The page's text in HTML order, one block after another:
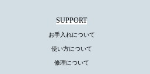
SUPPORT
お手入れについて
使い方について
修理について